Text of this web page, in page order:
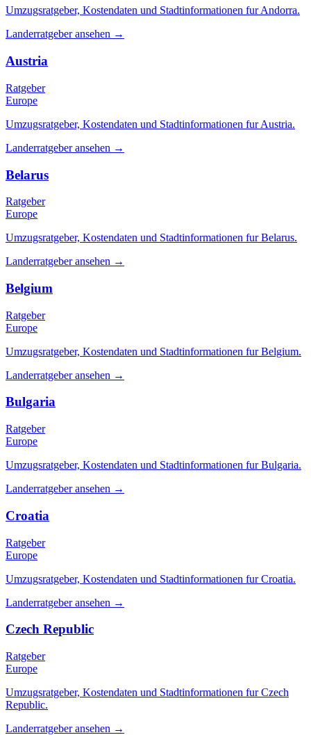
Umzugsratgeber, Kostendaten und Stadtinformationen fur Andorra.
Landerratgeber ansehen →
Austria
Ratgeber
Europe
Umzugsratgeber, Kostendaten und Stadtinformationen fur Austria.
Landerratgeber ansehen →
Belarus
Ratgeber
Europe
Umzugsratgeber, Kostendaten und Stadtinformationen fur Belarus.
Landerratgeber ansehen →
Belgium
Ratgeber
Europe
Umzugsratgeber, Kostendaten und Stadtinformationen fur Belgium.
Landerratgeber ansehen →
Bulgaria
Ratgeber
Europe
Umzugsratgeber, Kostendaten und Stadtinformationen fur Bulgaria.
Landerratgeber ansehen →
Croatia
Ratgeber
Europe
Umzugsratgeber, Kostendaten und Stadtinformationen fur Croatia.
Landerratgeber ansehen →
Czech Republic
Ratgeber
Europe
Umzugsratgeber, Kostendaten und Stadtinformationen fur Czech
Republic.
Landerratgeber ansehen →